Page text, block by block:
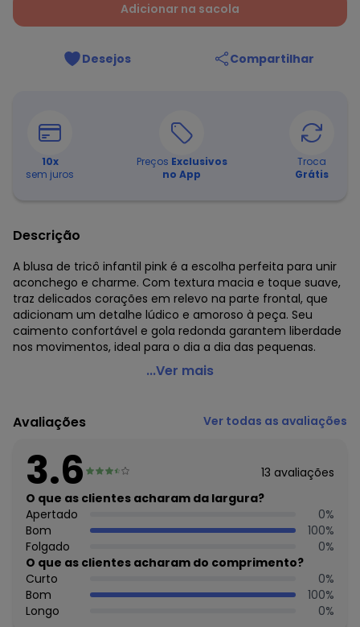
Adicionar na sacola
Desejos Compartilhar
10x
sem juros
Preços Exclusivos
no App
Troca
Grátis
Descrição
A blusa de tricô infantil pink é a escolha perfeita para unir
aconchego e charme. Com textura macia e toque suave,
traz delicados corações em relevo na parte frontal, que
adicionam um detalhe lúdico e amoroso à peça. Seu
caimento confortável e gola redonda garantem liberdade
nos movimentos, ideal para o dia a dia das pequenas.
Anadoda - Blusa Infantil Coraçoes Pink
Fornecedor: DORI MODAS EIRELI / CNPJ 33.883.157/0001-61
Feito: Brasil
até 40 ºC. Manusear com cuidado.
Não usar alveja mento à base de cloro.
Não é permitida a secagem em tambor rotativo.
Não passar a ferro.
Não limpar à seco.
Tecido: ACRILICO
Composição: 100% ACRILICO
Histórico de preços
O preço apresentado abaixo é o menor oferecido em
...Ver mais
Avaliações Ver todas as avaliações
3.6 13 avaliações
O que as clientes acharam da largura?
Apertado
0%
Bom
100%
Folgado
0%
O que as clientes acharam do comprimento?
Curto
0%
Bom
100%
Longo
0%